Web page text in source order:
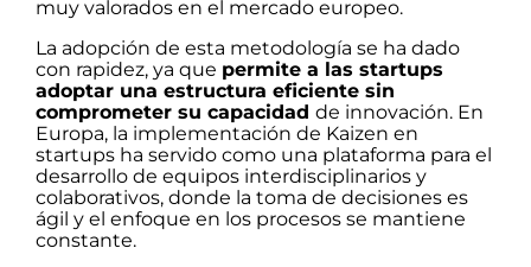
muy valorados en el mercado europeo.
La adopción de esta metodología se ha dado
con rapidez, ya que permite a las startups
adoptar una estructura eficiente sin
comprometer su capacidad de innovación. En
Europa, la implementación de Kaizen en
startups ha servido como una plataforma para el
desarrollo de equipos interdisciplinarios y
colaborativos, donde la toma de decisiones es
ágil y el enfoque en los procesos se mantiene
constante.